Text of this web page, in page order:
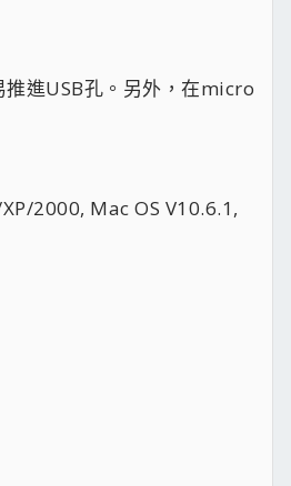
進USB孔。另外，在micro
2000, Mac OS V10.6.1,